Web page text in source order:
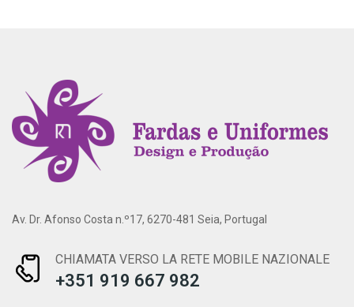
Av. Dr. Afonso Costa n.º17, 6270-481 Seia, Portugal
CHIAMATA VERSO LA RETE MOBILE NAZIONALE
+351 919 667 982